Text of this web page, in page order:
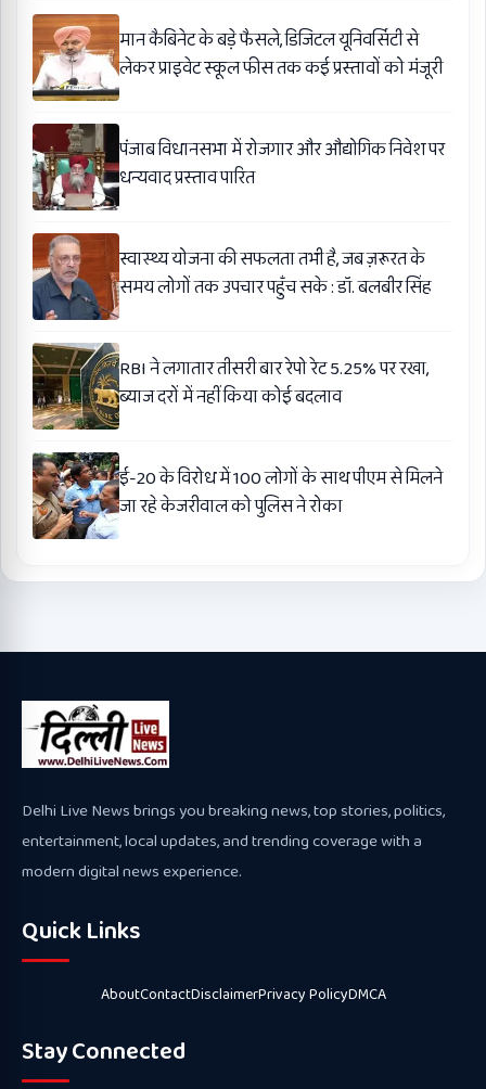
मान कैबिनेट के बड़े फैसले, डिजिटल यूनिवर्सिटी से
लेकर प्राइवेट स्कूल फीस तक कई प्रस्तावों को मंजूरी
पंजाब विधानसभा में रोजगार और औद्योगिक निवेश पर
धन्यवाद प्रस्ताव पारित
स्वास्थ्य योजना की सफलता तभी है, जब ज़रूरत के
समय लोगों तक उपचार पहुँच सके : डॉ. बलबीर सिंह
RBI ने लगातार तीसरी बार रेपो रेट 5.25% पर रखा,
ब्याज दरों में नहीं किया कोई बदलाव
ई-20 के विरोध में 100 लोगों के साथ पीएम से मिलने
जा रहे केजरीवाल को पुलिस ने रोका
Delhi Live News brings you breaking news, top stories, politics,
entertainment, local updates, and trending coverage with a
modern digital news experience.
Quick Links
AboutContactDisclaimerPrivacy PolicyDMCA
Stay Connected